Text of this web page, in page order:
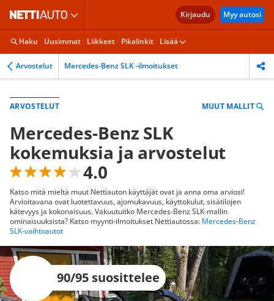
Kirjaudu Myy autosi
Haku Uusimmat Liikkeet Pikalinkit Lisää
Arvostelut Mercedes-Benz SLK -ilmoitukset
ARVOSTELUT MUUT MALLIT
Mercedes-Benz SLK
kokemuksia ja arvostelut
4.0
Katso mitä mieltä muut Nettiauton käyttäjät ovat ja anna oma arviosi!
Arvioitavana ovat luotettavuus, ajomukavuus, käyttokulut, sisätilojen
kätevyys ja kokonaisuus. Vakuutuitko Mercedes-Benz SLK-mallin
ominaisuuksista? Katso myynti-ilmoitukset Nettiautossa: Mercedes-Benz
SLK-vaihtoautot
90/95 suosittelee